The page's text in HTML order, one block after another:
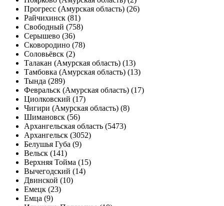
Прогресс (Амурская область) (26)
Райчихинск (81)
Свободный (758)
Серышево (36)
Сковородино (78)
Соловьёвск (2)
Талакан (Амурская область) (13)
Тамбовка (Амурская область) (13)
Тында (289)
Февральск (Амурская область) (17)
Циолковский (17)
Чигири (Амурская область) (8)
Шимановск (56)
Архангельская область (5473)
Архангельск (3052)
Белушья Губа (9)
Вельск (141)
Верхняя Тойма (15)
Вычегодский (14)
Двинской (10)
Емецк (23)
Емца (9)